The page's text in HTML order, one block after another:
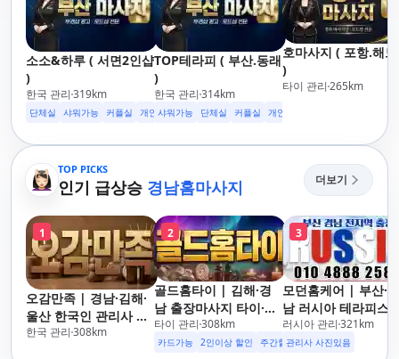
소소&하루 ( 서면2인샵
)
한국 관리 319km
단체실 샤워가능 커플실 개인실 무료주차 수면가능 24시영업
TOP테라피 ( 부산.동래
)
한국 관리 314km
샤워가능 단체실 커플실 개인실
호마사지 ( 포항.해
)
타이 관리 265km
TOP PICKS
인기 급상승 경남홈마사지 더보기
1
오감만족 | 경남·김해·
울산 한국인 관리사 출
장마사지
한국 관리 308km
2
골드홈타이 | 김해·경
남 출장마사지 타이·아
로마·스웨디시
타이 관리 308km
카드가능 2인이상 할인 주간할인 후기할인 생일할인
3
모던홈케어 | 부산·경
남 러시아 테라피스
방문 마사지
러시아 관리 321km
관리사 사진있음